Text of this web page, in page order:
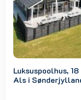
Luksuspoolhus,
Als i